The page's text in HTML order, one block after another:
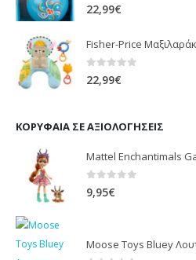
22,99€
22,99€
ΚΟΡΥΦΑΊΑ ΣΕ ΑΞΙΟΛΟΓΉΣΕΙΣ
9,95€
Moose Toys Bluey